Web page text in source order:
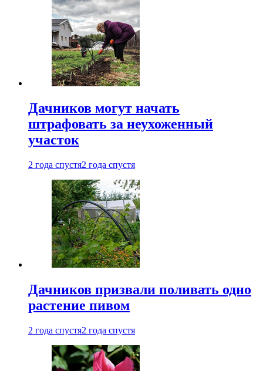
Дачников могут начать
штрафовать за неухоженный
участок
2 года спустя2 года спустя
Дачников призвали поливать одно
растение пивом
2 года спустя2 года спустя